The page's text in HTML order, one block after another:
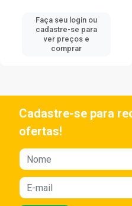
Faça seu login ou
cadastre-se para
ver preços e
comprar
Cadastre-se para
ofertas!